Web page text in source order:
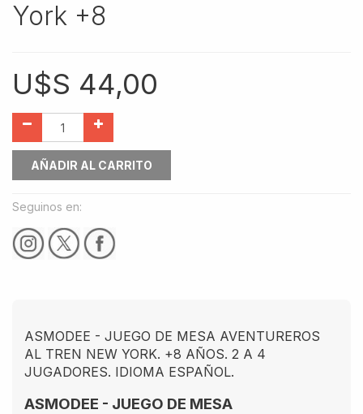
York +8
U$S 44,00
AÑADIR AL CARRITO
Seguinos en:
ASMODEE - JUEGO DE MESA AVENTUREROS
AL TREN NEW YORK. +8 AÑOS. 2 A 4
JUGADORES. IDIOMA ESPAÑOL.
ASMODEE - JUEGO DE MESA